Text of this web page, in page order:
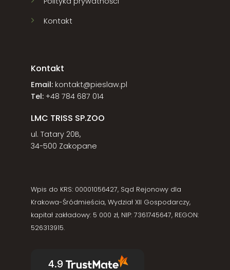
Kontakt
Kontakt
Email: kontakt@pieslaw.pl
Tel: +48 784 687 014
LMC TRISS SP.ZOO
ul. Tatary 20B,
34-500 Zakopane
Wpis do KRS: 00001056427, Sąd Rejonowy dla
Krakowa-Śródmieścia, Wydział XII Gospodarczy,
kapitał zakładowy: 5 000 zł, NIP: 7361745647, REGON:
526313915.
4.9